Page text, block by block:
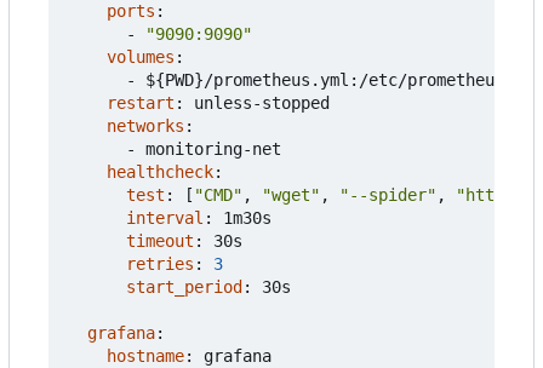
ports :
-
"9090:9090"
volumes :
- ${PWD}/prometheus.yml:/etc/prometheus/
restart :
unless-stopped
networks :
- monitoring-net
healthcheck:
test : [ "CMD" , "wget" , "--spider" ,
"http://
interval :
1m30s
timeout :
30s
retries :
3
start_period : 30s
grafana:
hostname:
grafana